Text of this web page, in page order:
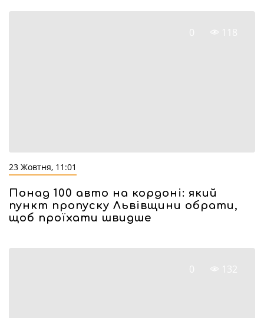
0 118
23 Жовтня, 11:01
Понад 100 авто на кордоні: який
пункт пропуску Львівщини обрати,
щоб проїхати швидше
0 132